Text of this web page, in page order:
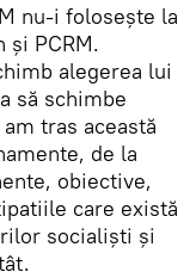
nu-i folosește la
PCRM.
alegerea lui
să schimbe
tras această
de la
obiective,
care există
socialiști și